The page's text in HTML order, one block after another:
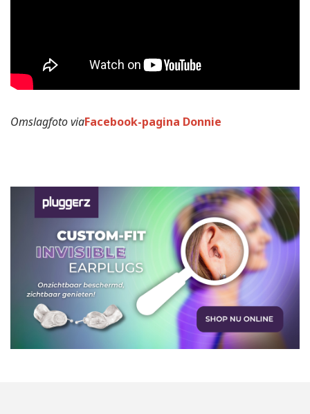
OmslagfotoviaFacebook-pagina Donnie